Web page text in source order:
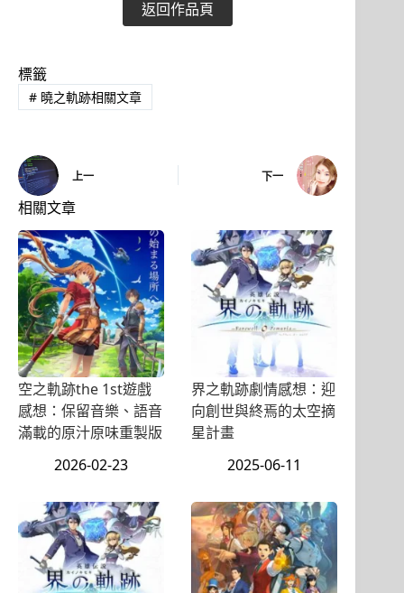
返回作品頁
標籤
#曉之軌跡相關文章
上一 下一
相關文章
空之軌跡the 1st遊戲
感想：保留音樂、語音
滿載的原汁原味重製版
2026-02-23
界之軌跡劇情感想：迎
向創世與終焉的太空摘
星計畫
2025-06-11